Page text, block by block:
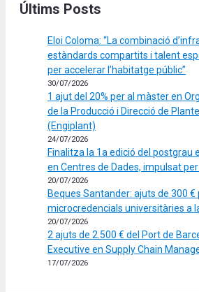
Últims Posts
Eloi Coloma: “La combinació
estàndards compartits i talent
per accelerar l’habitatge públic”
30/07/2026
1 ajut del 20% per al màster en
de la Producció i Direcció de
(Engiplant)
24/07/2026
Finalitza la 1a edició del postgrau
en Centres de Dades, impulsat
20/07/2026
Beques Santander: ajuts de 300 €
microcredencials universitàries a
20/07/2026
2 ajuts de 2.500 € del Port de
Executive en Supply Chain
17/07/2026